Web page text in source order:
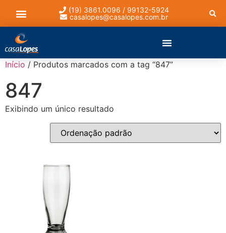
(19) 3861.0096 / 99132-5924
casalopes@casalopes.com.br
Início / Produtos marcados com a tag “847”
847
Exibindo um único resultado